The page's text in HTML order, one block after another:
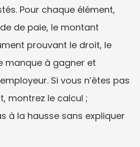
Pour chaque élément,
de paie, le montant
prouvant le droit, le
manque à gagner et
Si vous n’êtes pas
montrez le calcul ;
à la hausse sans expliquer